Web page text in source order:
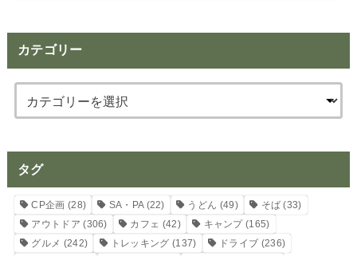
カテゴリー
タグ
CP企画 (28) SA・PA(22) うどん (49) そば (33)
アウトドア (306) カフェ (42) キャンプ(165)
グルメ (242) トレッキング (137) ドライブ (236)